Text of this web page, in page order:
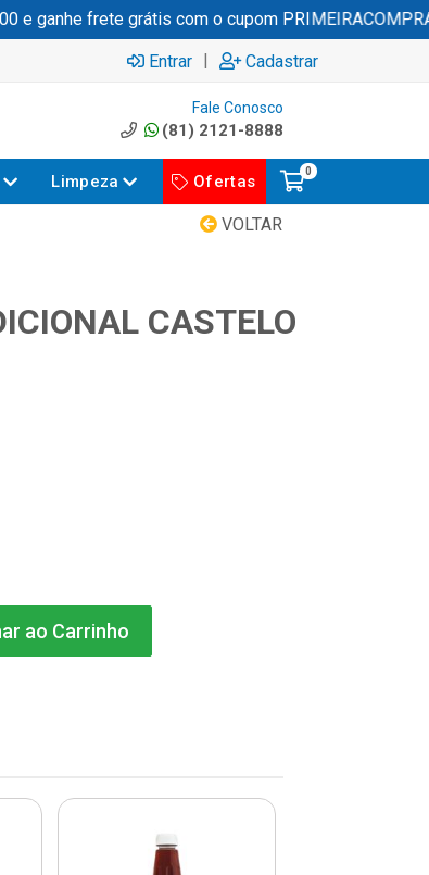
ganhe frete grátis com o cupom PRIMEIRACOMPRA
Entrar | Cadastrar
Fale Conosco
(81) 2121-8888
Limpeza Ofertas
0
VOLTAR
CASTELO
ao Carrinho